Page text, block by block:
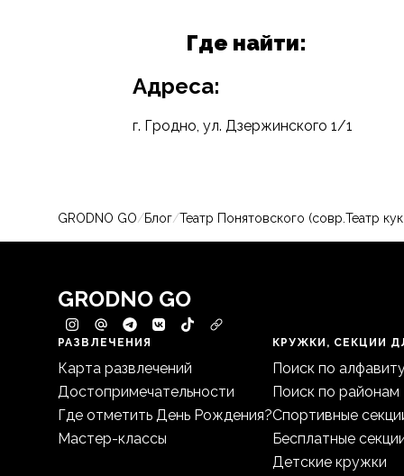
Где найти:
Адреса:
г. Гродно, ул. Дзержинского 1/1
GRODNO GO/Блог/Театр Понятовского (совр.Театр
GRODNO GO
РАЗВЛЕЧЕНИЯ
Карта развлечений
Достопримечательности
Где отметить День Рождения?
Мастер-классы
КРУЖКИ, СЕКЦИИ
Поиск по
Поиск по районам
Спортивные
Бесплатные
Детские кружки